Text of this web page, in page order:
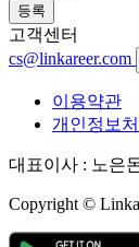
등록
고객센터
cs@linkareer.com
이용약관
개인정보
대표이사 : 노은
Copyright ©